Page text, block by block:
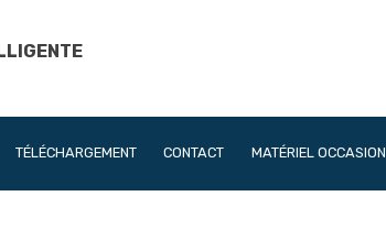
TÉLÉCHARGEMENT CONTACT MATÉRIEL OCCASION